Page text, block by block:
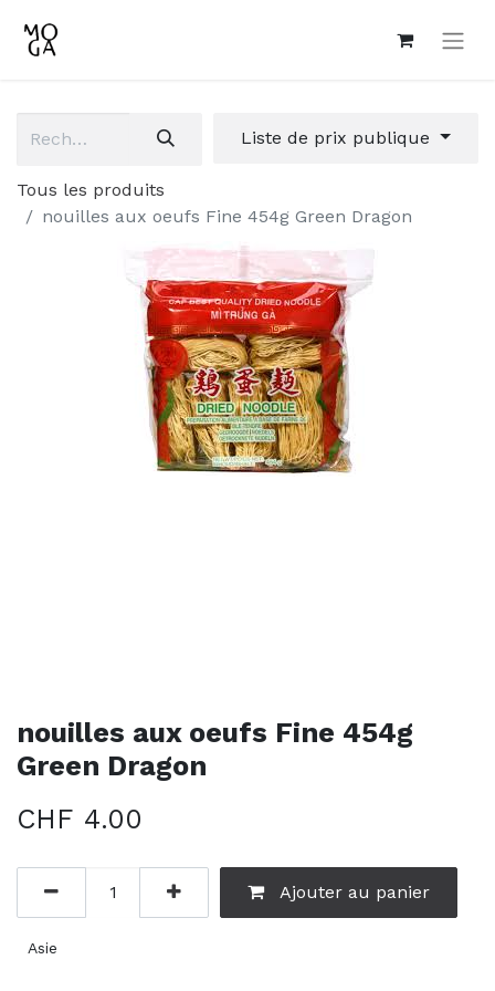
Liste de prix publique
Tous les produits
nouilles aux oeufs Fine 454g Green Dragon
nouilles aux oeufs Fine 454g
Green Dragon
CHF 4.00
Ajouter au panier
Asie